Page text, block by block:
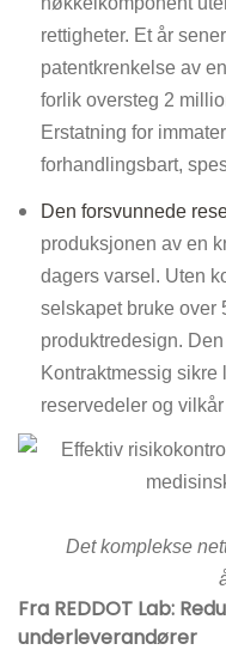
rettigheter. Et år
patentkrenkelse av
forlik oversteg 2
Erstatning for
forhandlingsbart,
Den forsvunnede
produksjonen av en
dagers varsel. Uten
selskapet bruke over
produktredesign.
Kontraktmessig
reservedeler og
Det komplekse
Fra REDDOT Lab:
underleverandører